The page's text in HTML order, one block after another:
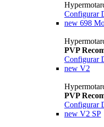
Configurar
new 698
PVP
Configurar
new V2
PVP
Configurar
new V2 SP